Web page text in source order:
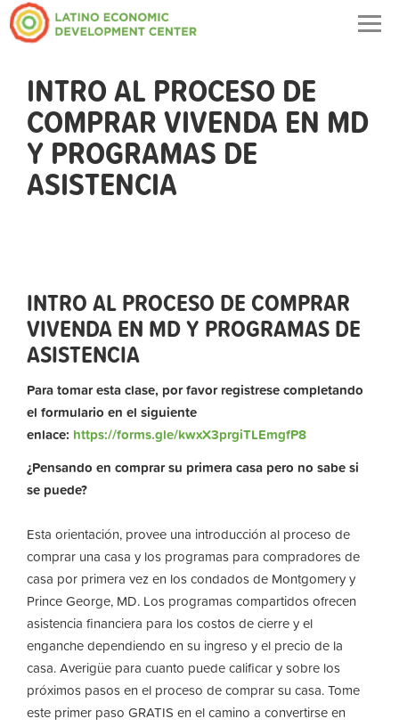
INTRO AL PROCESO DE
COMPRAR VIVENDA EN MD
Y PROGRAMAS DE
ASISTENCIA
INTRO AL PROCESO DE COMPRAR
VIVENDA EN MD Y PROGRAMAS DE
ASISTENCIA
Para tomar esta clase, por favor registrese completando
el formulario en el siguiente
enlace: https://forms.gle/kwxX3prgiTLEmgfP8
¿Pensando en comprar su primera casa pero no sabe si
se puede?
Esta orientación, provee una introducción al proceso de
comprar una casa y los programas para compradores de
casa por primera vez en los condados de Montgomery y
Prince George, MD. Los programas compartidos ofrecen
asistencia financiera para los costos de cierre y el
enganche dependiendo en su ingreso y el precio de la
casa. Averigüe para cuanto puede calificar y sobre los
próximos pasos en el proceso de comprar su casa. Tome
este primer paso GRATIS en el camino a convertirse en